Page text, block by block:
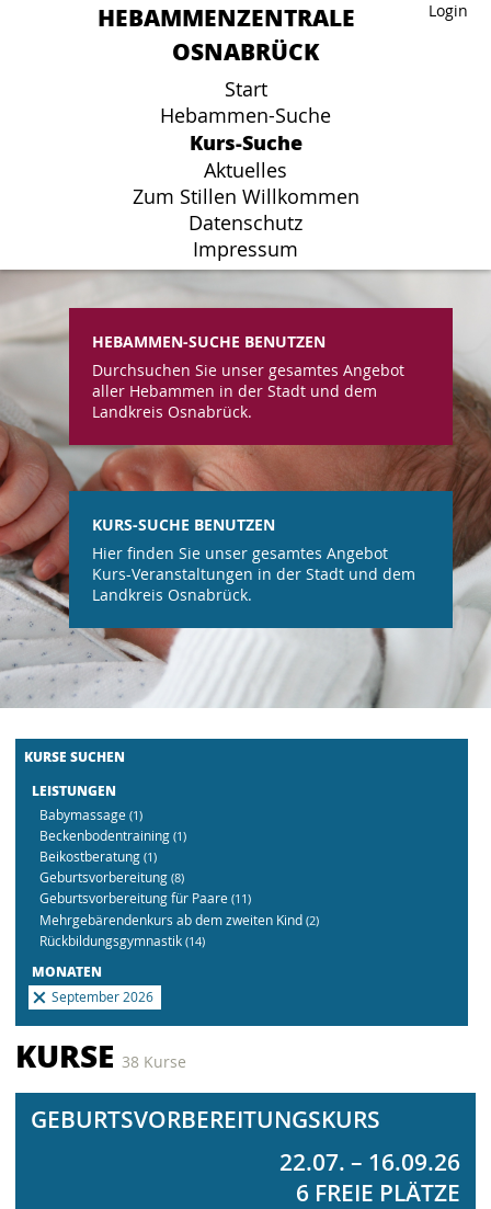
Login
HEBAMMENZENTRALE
OSNABRÜCK
Start
Hebammen-Suche
Kurs-Suche
Aktuelles
Zum Stillen Willkommen
Datenschutz
Impressum
Login
HEBAMMENZENTRALE
OSNABRÜCK
Start
Hebammen-Suche
Kurs-Suche
Aktuelles
Zum Stillen Willkommen
Datenschutz
Impressum
HEBAMMEN-SUCHE BENUTZEN
Durchsuchen Sie unser gesamtes Angebot
aller Hebammen in der Stadt und dem
Landkreis Osnabrück.
KURS-SUCHE BENUTZEN
Hier finden Sie unser gesamtes Angebot
Kurs-Veranstaltungen in der Stadt und dem
Landkreis Osnabrück.
KURSE SUCHEN
LEISTUNGEN
Babymassage (1)
Beckenbodentraining (1)
Beikostberatung (1)
Geburtsvorbereitung (8)
Geburtsvorbereitung für Paare (11)
Mehrgebärendenkurs ab dem zweiten Kind (2)
Rückbildungsgymnastik (14)
MONATEN
September 2026
KURSE 38 Kurse
GEBURTSVORBEREITUNGSKURS
22.07. – 16.09.26
6 FREIE PLÄTZE